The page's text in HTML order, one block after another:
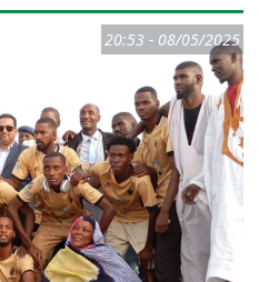
08/05/2025 - 20:53